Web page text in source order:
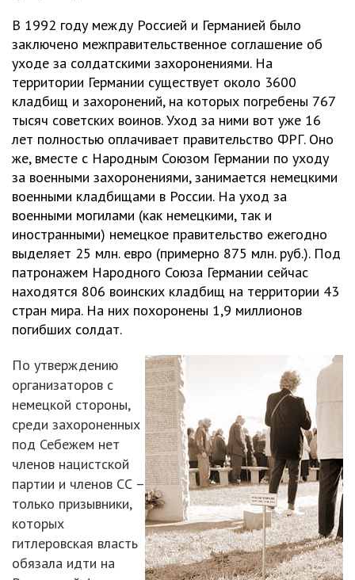
В 1992 году между Россией и Германией было
заключено межправительственное соглашение об
уходе за солдатскими захоронениями. На
территории Германии существует около 3600
кладбищ и захоронений, на которых погребены 767
тысяч советских воинов. Уход за ними вот уже 16
лет полностью оплачивает правительство ФРГ. Оно
же, вместе с Народным Союзом Германии по уходу
за военными захоронениями, занимается немецкими
военными кладбищами в России. На уход за
военными могилами (как немецкими, так и
иностранными) немецкое правительство ежегодно
выделяет 25 млн. евро (примерно 875 млн. руб.). Под
патронажем Народного Союза Германии сейчас
находятся 806 воинских кладбищ на территории 43
стран мира. На них похоронены 1,9 миллионов
погибших солдат.
По утверждению
организаторов с
немецкой стороны,
среди захороненных
под Себежем нет
членов нацистской
партии и членов СС –
только призывники,
которых
гитлеровская власть
обязала идти на